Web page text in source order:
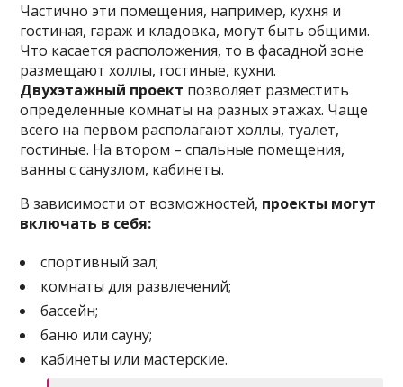
Частично эти помещения, например, кухня и
гостиная, гараж и кладовка, могут быть общими.
Что касается расположения, то в фасадной зоне
размещают холлы, гостиные, кухни.
Двухэтажный проект позволяет разместить
определенные комнаты на разных этажах. Чаще
всего на первом располагают холлы, туалет,
гостиные. На втором – спальные помещения,
ванны с санузлом, кабинеты.
В зависимости от возможностей, проекты могут
включать в себя:
спортивный зал;
комнаты для развлечений;
бассейн;
баню или сауну;
кабинеты или мастерские.